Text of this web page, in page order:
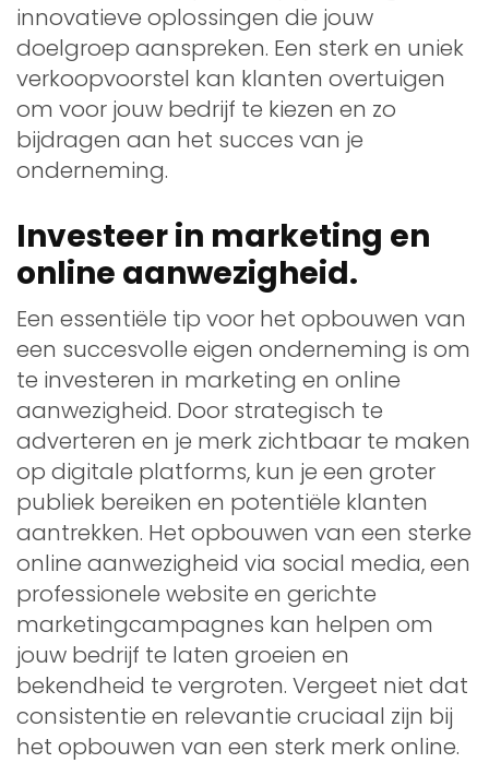
innovatieve oplossingen die jouw
doelgroep aanspreken. Een sterk en uniek
verkoopvoorstel kan klanten overtuigen
om voor jouw bedrijf te kiezen en zo
bijdragen aan het succes van je
onderneming.
Investeer in marketing en
online aanwezigheid.
Een essentiële tip voor het opbouwen van
een succesvolle eigen onderneming is om
te investeren in marketing en online
aanwezigheid. Door strategisch te
adverteren en je merk zichtbaar te maken
op digitale platforms, kun je een groter
publiek bereiken en potentiële klanten
aantrekken. Het opbouwen van een sterke
online aanwezigheid via social media, een
professionele website en gerichte
marketingcampagnes kan helpen om
jouw bedrijf te laten groeien en
bekendheid te vergroten. Vergeet niet dat
consistentie en relevantie cruciaal zijn bij
het opbouwen van een sterk merk online.